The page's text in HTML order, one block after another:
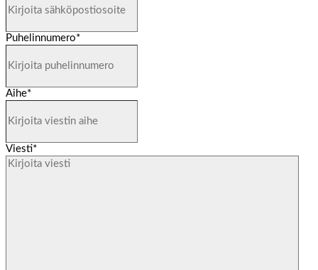
Puhelinnumero*
Aihe*
Viesti*